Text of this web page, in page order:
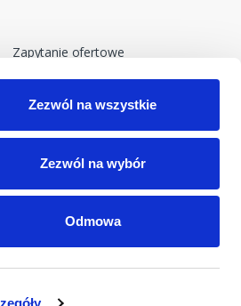
Zezwól na wszystkie
Zezwól na wybór
Odmowa
Zapytanie ofertowe
Do pobrania
Polityka prywatności i